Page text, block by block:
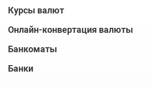
Курсы валют
Онлайн-конвертация валюты
Банкоматы
Банки